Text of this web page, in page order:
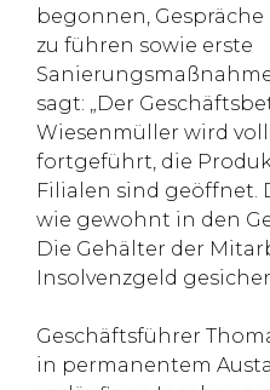
begonnen,
zu führen sowie erste
sagt: „Der
Wiesenmüller wird
fortgeführt, die
Filialen sind geöffnet.
wie gewohnt in den
Die Gehälter der
Insolvenzgeld
Geschäftsführer
in permanentem